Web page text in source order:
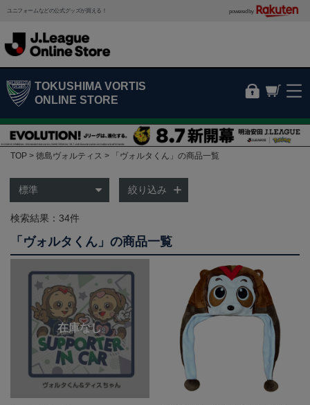
ユニフォームなどの公式グッズが買える！ powered by
TOKUSHIMA VORTIS
ONLINE STORE
TOP 徳島ヴォルティス 「ヴォルタくん」の商品一覧
絞り込み
検索結果：34件
「ヴォルタくん」の商品一覧